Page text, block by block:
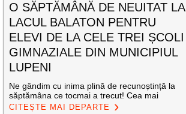
O SĂPTĂMÂNĂ DE NEUITAT LA
LACUL BALATON PENTRU
ELEVI DE LA CELE TREI ȘCOLI
GIMNAZIALE DIN MUNICIPIUL
LUPENI
Ne gândim cu inima plină de recunoștință la
săptămâna ce tocmai a trecut! Cea mai
CITEȘTE MAI DEPARTE